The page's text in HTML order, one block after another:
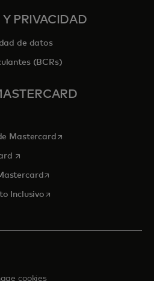
PRIVACIDAD
de datos
(BCRs)
pestaña nueva
Mastercardse abre en una pestaña
se abre en una pestaña nueva
se abre en una pestaña
Inclusivose abre en una pestaña
cookies